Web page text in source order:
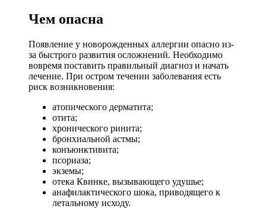
Чем опасна
Появление у новорожденных аллергии опасно из-
за быстрого развития осложнений. Необходимо
вовремя поставить правильный диагноз и начать
лечение. При остром течении заболевания есть
риск возникновения:
атопического дерматита;
отита;
хронического ринита;
бронхиальной астмы;
конъюнктивита;
псориаза;
экземы;
отека Квинке, вызывающего удушье;
анафилактического шока, приводящего к
летальному исходу.